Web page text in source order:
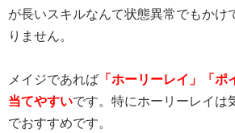
が長いスキルなんて状態異常でもかけ
りません。
メイジであれば 「ホーリーレイ」「
当てやすいです。特にホーリーレイは
でおすすめです。